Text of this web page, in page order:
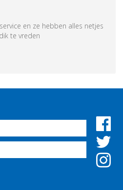
en ze hebben alles netjes
te vreden